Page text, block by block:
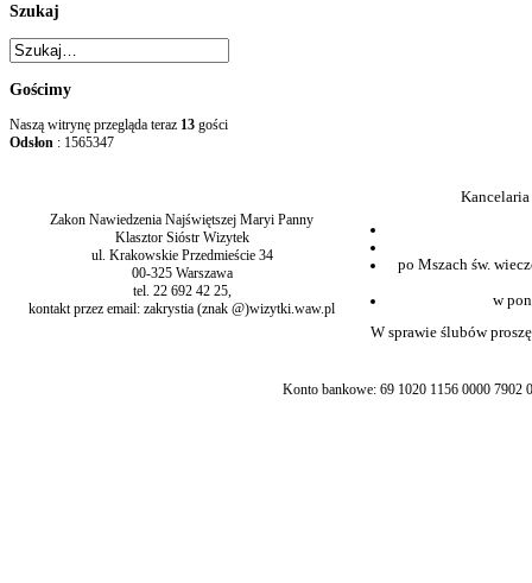
Szukaj
Gościmy
Naszą witrynę przegląda teraz 13 gości
Odsłon : 1565347
Zakon Nawiedzenia Najświętszej Maryi Panny
Klasztor Sióstr Wizytek
ul. Krakowskie Przedmieście 34
00-325 Warszawa
tel. 22 692 42 25,
kontakt przez email: zakrystia (znak @)wizytki.waw.pl
po Mszach św.
w
W sprawie ślubów
Konto bankowe: 69 1020 1156 0000 7902